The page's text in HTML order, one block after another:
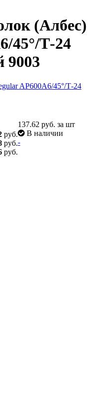
(Албес)
45°/Т-24
9003
руб.
руб.
руб.
137.62 руб. за шт
В наличии
-